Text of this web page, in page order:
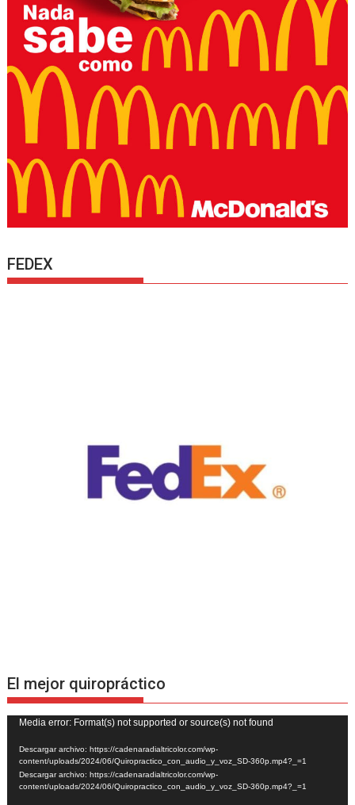
FEDEX
El mejor quiropráctico
Reproductor
de
vídeo
Media error: Format(s) not supported or source(s) not found
Descargar archivo: https://cadenaradialtricolor.com/wp-
content/uploads/2024/06/Quiropractico_con_audio_y_voz_SD-360p.mp4?_=1
Descargar archivo: https://cadenaradialtricolor.com/wp-
content/uploads/2024/06/Quiropractico_con_audio_y_voz_SD-360p.mp4?_=1